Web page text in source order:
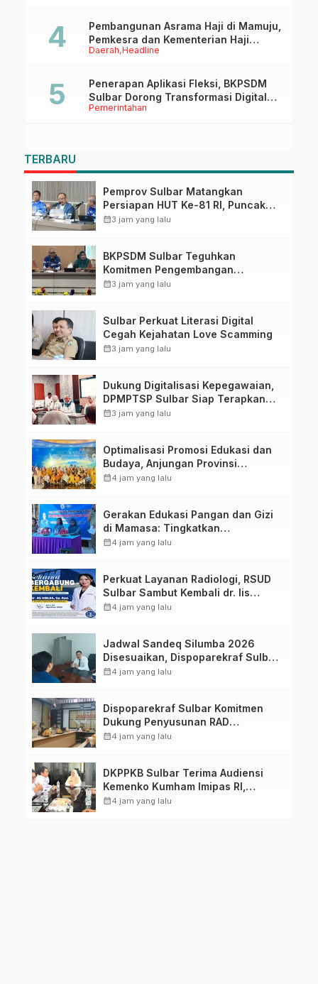
Daerah Headline
Pembangunan Asrama Haji di Mamuju,
Pemkesra dan Kementerian Haji
Sulbar Tinjau Lokasi
Pemerintahan
Penerapan Aplikasi Fleksi, BKPSDM
Sulbar Dorong Transformasi Digital
Sistem Kehadiran ASN
TERBARU
Pemprov Sulbar Matangkan
Persiapan HUT Ke-81 RI, Puncak
Upacara di Lapangan Ahmad
calendar_month3 jam yang lalu
BKPSDM Sulbar Teguhkan
Komitmen Pengembangan
Kompetensi ASN melalui
calendar_month3 jam yang lalu
Sulbar Perkuat Literasi Digital
Cegah Kejahatan Love Scamming
calendar_month3 jam yang lalu
Dukung Digitalisasi Kepegawaian,
DPMPTSP Sulbar Siap Terapkan
Aplikasi FLEKSI ASN
calendar_month3 jam yang lalu
Optimalisasi Promosi Edukasi dan
Budaya, Anjungan Provinsi
Sulawesi Barat Perkuat Kolaborasi
calendar_month4 jam yang lalu
Gerakan Edukasi Pangan dan Gizi
di Mamasa: Tingkatkan
Pengetahuan dan Keterampilan
calendar_month4 jam yang lalu
Perkuat Layanan Radiologi, RSUD
Sulbar Sambut Kembali dr. Iis
Imelda, Sp.Rad
calendar_month4 jam yang lalu
Jadwal Sandeq Silumba 2026
Disesuaikan, Dispoparekraf Sulbar
Pastikan Persiapan Tetap
calendar_month4 jam yang lalu
Dispoparekraf Sulbar Komitmen
Dukung Penyusunan RAD
TPB/SDGs Sulawesi Barat
calendar_month4 jam yang lalu
DKPPKB Sulbar Terima Audiensi
Kemenko Kumham Imipas RI,
Perkuat Pelayanan Kesehatan bagi
calendar_month4 jam yang lalu